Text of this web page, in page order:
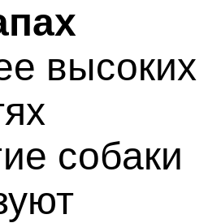
высоких
собаки